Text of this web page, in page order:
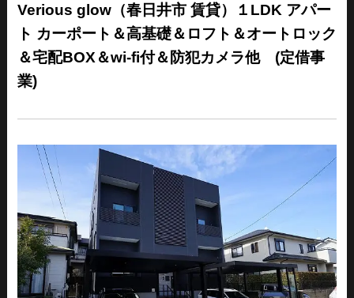
Verious glow（春日井市 賃貸）１LDK アパー
ト カーポート＆高基礎＆ロフト＆オートロック
＆宅配BOX＆wi-fi付＆防犯カメラ他 (定借事
業)